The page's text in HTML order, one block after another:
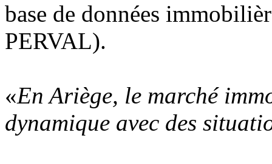
base de données
PERVAL).
«En Ariège, le marché
dynamique avec des